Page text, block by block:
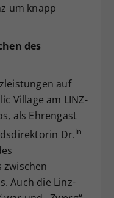
um knapp
des
auf
Village am LINZ-
als Ehrengast
Dr.in
zwischen
Auch die Linz-